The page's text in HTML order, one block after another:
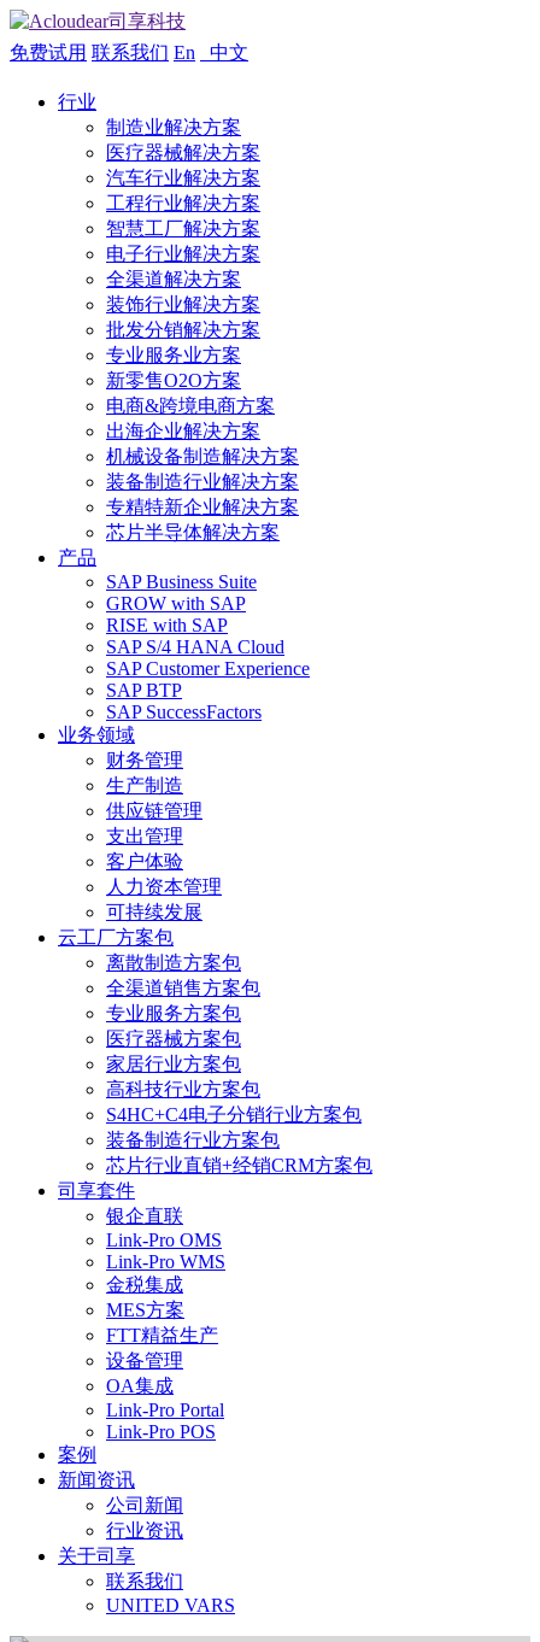
免费试用 联系我们 En 中文
行业
制造业解决方案
医疗器械解决方案
汽车行业解决方案
工程行业解决方案
智慧工厂解决方案
电子行业解决方案
全渠道解决方案
装饰行业解决方案
批发分销解决方案
专业服务业方案
新零售O2O方案
电商&跨境电商方案
出海企业解决方案
机械设备制造解决方案
装备制造行业解决方案
专精特新企业解决方案
芯片半导体解决方案
产品
SAP Business Suite
GROW with SAP
RISE with SAP
SAP S/4 HANA Cloud
SAP Customer Experience
SAP BTP
SAP SuccessFactors
业务领域
财务管理
生产制造
供应链管理
支出管理
客户体验
人力资本管理
可持续发展
云工厂方案包
离散制造方案包
全渠道销售方案包
专业服务方案包
医疗器械方案包
家居行业方案包
高科技行业方案包
S4HC+C4电子分销行业方案包
装备制造行业方案包
芯片行业直销+经销CRM方案包
司享套件
银企直联
Link-Pro OMS
Link-Pro WMS
金税集成
MES方案
FTT精益生产
设备管理
OA集成
Link-Pro Portal
Link-Pro POS
案例
新闻资讯
公司新闻
行业资讯
关于司享
联系我们
UNITED VARS